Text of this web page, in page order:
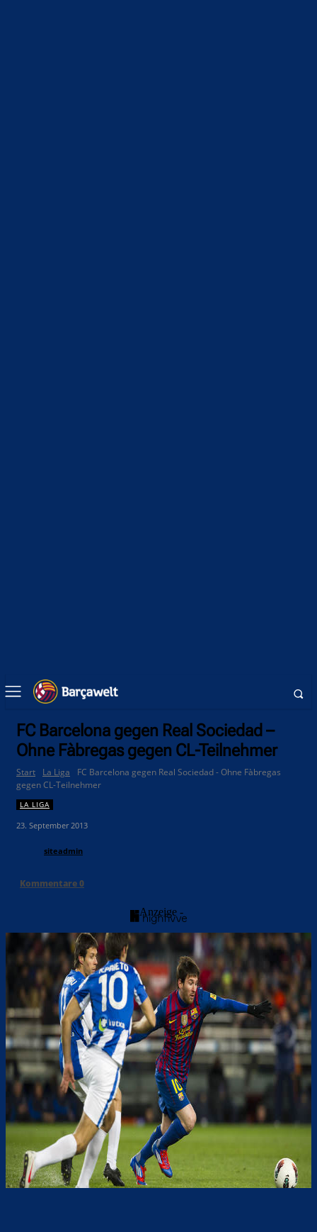
FC Barcelona gegen Real Sociedad –
Ohne Fàbregas gegen CL-Teilnehmer
Start La Liga
FC Barcelona gegen Real Sociedad - Ohne Fàbregas
gegen CL-Teilnehmer
LA LIGA
23. September 2013
siteadmin
Kommentare0
- Anzeige -